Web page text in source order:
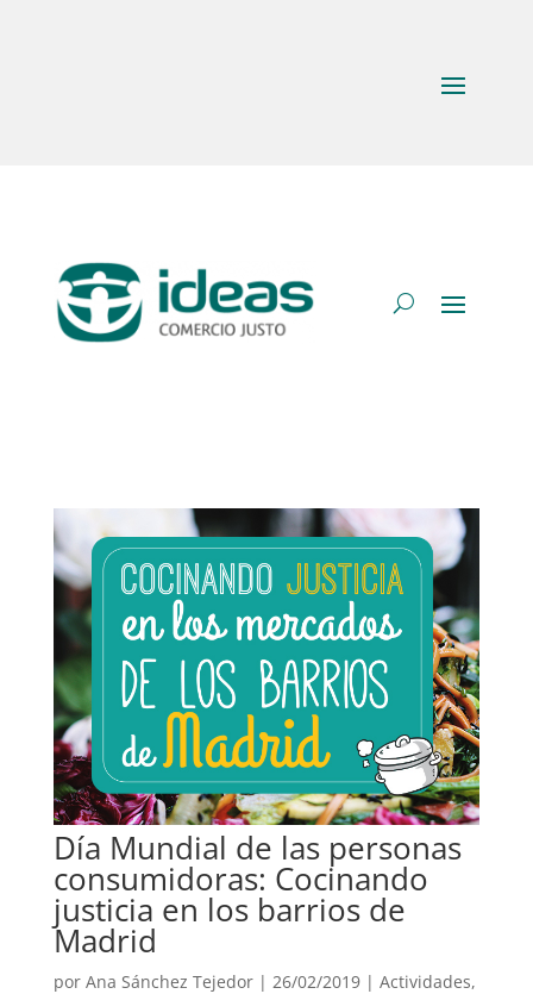
Día Mundial de las personas
consumidoras: Cocinando
justicia en los barrios de
Madrid
por Ana Sánchez Tejedor| 26/02/2019 | Actividades,